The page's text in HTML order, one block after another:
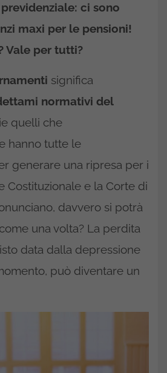
ci sono
maxi per le pensioni!
Vale per tutti?
significa
normativi del
quelli che
hanno tutte le
generare una ripresa per i
Costituzionale e la Corte di
davvero si potrà
una volta? La perdita
data dalla depressione
può diventare un